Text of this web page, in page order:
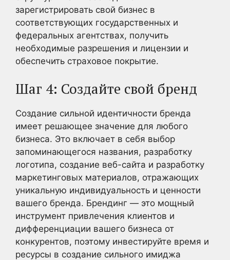
зарегистрировать свой бизнес в
соответствующих государственных и
федеральных агентствах, получить
необходимые разрешения и лицензии и
обеспечить страховое покрытие.
Шаг 4: Создайте свой бренд
Создание сильной идентичности бренда
имеет решающее значение для любого
бизнеса. Это включает в себя выбор
запоминающегося названия, разработку
логотипа, создание веб-сайта и разработку
маркетинговых материалов, отражающих
уникальную индивидуальность и ценности
вашего бренда. Брендинг — это мощный
инструмент привлечения клиентов и
дифференциации вашего бизнеса от
конкурентов, поэтому инвестируйте время и
ресурсы в создание сильного имиджа